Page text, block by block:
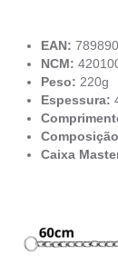
EAN:
NCM:
Peso: 220g
Espessura:
Caixa